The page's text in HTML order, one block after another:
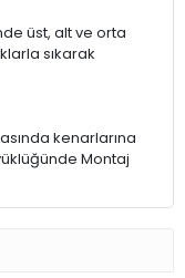
üst, alt ve orta
sıkarak
kenarlarına
Montaj